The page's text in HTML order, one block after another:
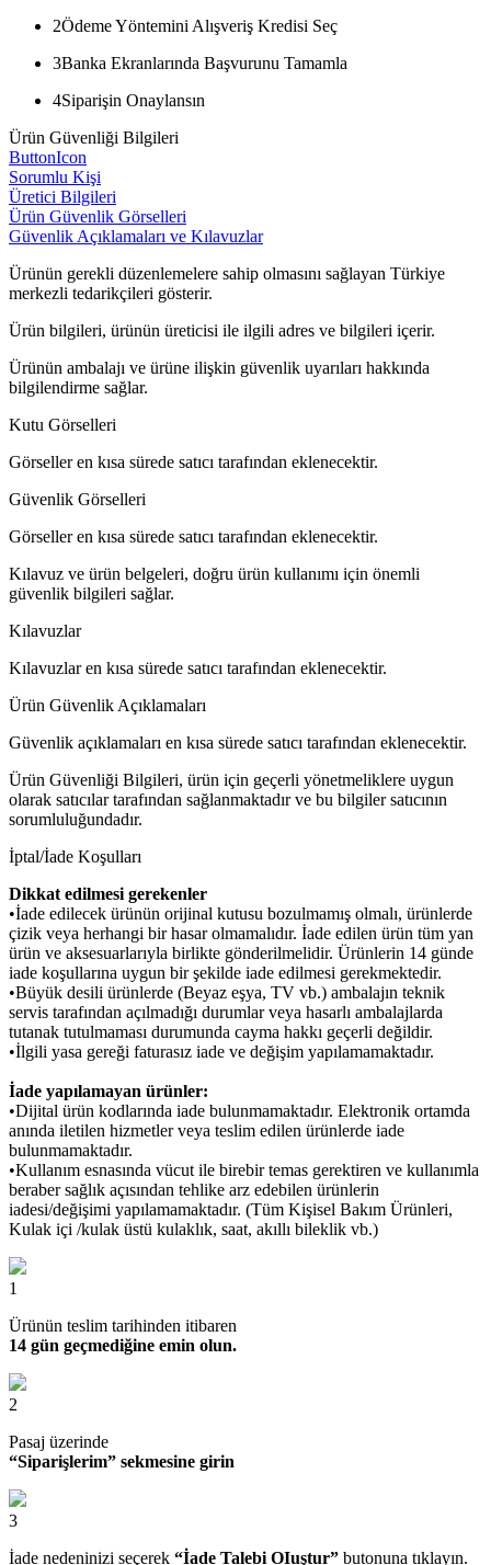
2Ödeme Yöntemini Alışveriş Kredisi Seç
3Banka Ekranlarında Başvurunu Tamamla
4Siparişin Onaylansın
Ürün Güvenliği Bilgileri
ButtonIcon
Sorumlu Kişi
Üretici Bilgileri
Ürün Güvenlik Görselleri
Güvenlik Açıklamaları ve Kılavuzlar
Ürünün gerekli düzenlemelere sahip olmasını sağlayan Türkiye
merkezli tedarikçileri gösterir.
Ürün bilgileri, ürünün üreticisi ile ilgili adres ve bilgileri içerir.
Ürünün ambalajı ve ürüne ilişkin güvenlik uyarıları hakkında
bilgilendirme sağlar.
Kutu Görselleri
Görseller en kısa sürede satıcı tarafından eklenecektir.
Güvenlik Görselleri
Görseller en kısa sürede satıcı tarafından eklenecektir.
Kılavuz ve ürün belgeleri, doğru ürün kullanımı için önemli
güvenlik bilgileri sağlar.
Kılavuzlar
Kılavuzlar en kısa sürede satıcı tarafından eklenecektir.
Ürün Güvenlik Açıklamaları
Güvenlik açıklamaları en kısa sürede satıcı tarafından eklenecektir.
Ürün Güvenliği Bilgileri, ürün için geçerli yönetmeliklere uygun
olarak satıcılar tarafından sağlanmaktadır ve bu bilgiler satıcının
sorumluluğundadır.
İptal/İade Koşulları
Dikkat edilmesi gerekenler
•İade edilecek ürünün orijinal kutusu bozulmamış olmalı, ürünlerde
çizik veya herhangi bir hasar olmamalıdır. İade edilen ürün tüm yan
ürün ve aksesuarlarıyla birlikte gönderilmelidir. Ürünlerin 14 günde
iade koşullarına uygun bir şekilde iade edilmesi gerekmektedir.
•Büyük desili ürünlerde (Beyaz eşya, TV vb.) ambalajın teknik
servis tarafından açılmadığı durumlar veya hasarlı ambalajlarda
tutanak tutulmaması durumunda cayma hakkı geçerli değildir.
•İlgili yasa gereği faturasız iade ve değişim yapılamamaktadır.
İade yapılamayan ürünler:
•Dijital ürün kodlarında iade bulunmamaktadır. Elektronik ortamda
anında iletilen hizmetler veya teslim edilen ürünlerde iade
bulunmamaktadır.
•Kullanım esnasında vücut ile birebir temas gerektiren ve kullanımla
beraber sağlık açısından tehlike arz edebilen ürünlerin
iadesi/değişimi yapılamamaktadır. (Tüm Kişisel Bakım Ürünleri,
Kulak içi /kulak üstü kulaklık, saat, akıllı bileklik vb.)
1
Ürünün teslim tarihinden itibaren
14 gün geçmediğine emin olun.
2
Pasaj üzerinde
“Siparişlerim” sekmesine girin
3
İade nedeninizi seçerek “İade Talebi OIuştur” butonuna tıklayın.